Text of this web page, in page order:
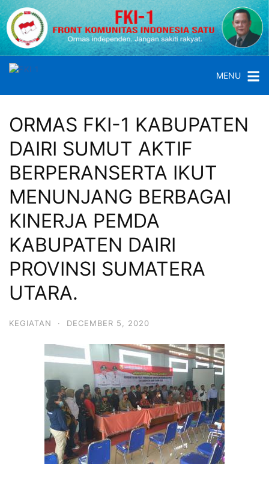
MENU
ORMAS FKI-1 KABUPATEN
DAIRI SUMUT AKTIF
BERPERANSERTA IKUT
MENUNJANG BERBAGAI
KINERJA PEMDA
KABUPATEN DAIRI
PROVINSI SUMATERA
UTARA.
KEGIATAN · DECEMBER 5, 2020